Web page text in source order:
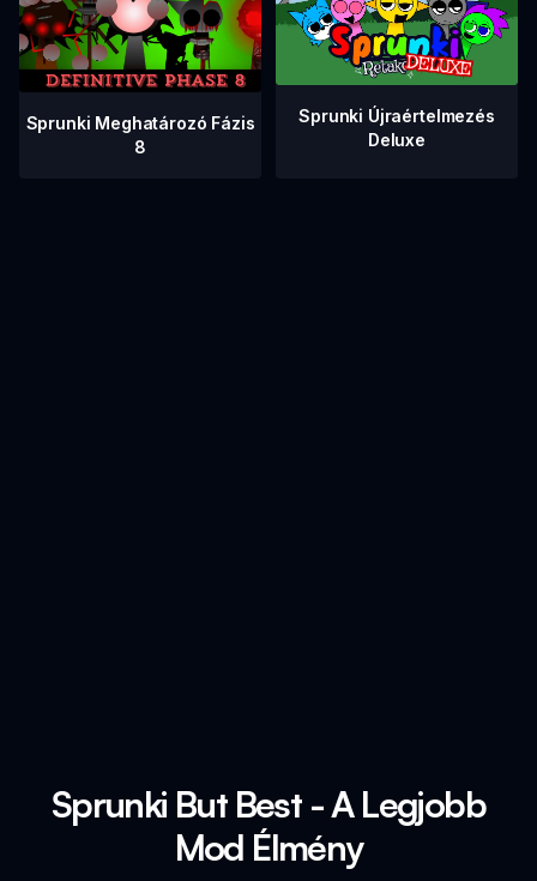
Sprunki Meghatározó Fázis
8
Sprunki Újraértelmezés
Deluxe
Sprunki But Best - A Legjobb
Mod Élmény